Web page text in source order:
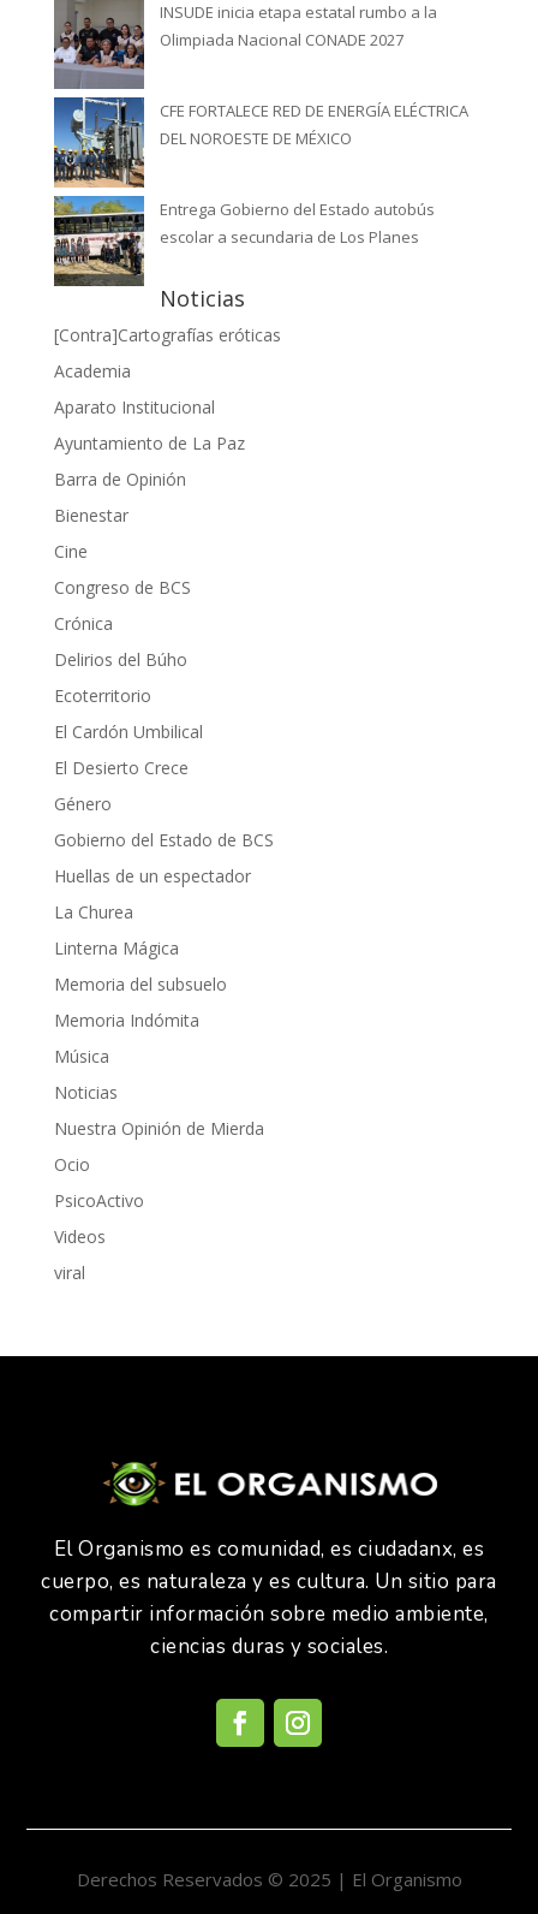
INSUDE inicia etapa estatal rumbo a la
Olimpiada Nacional CONADE 2027
CFE FORTALECE RED DE ENERGÍA ELÉCTRICA
DEL NOROESTE DE MÉXICO
Entrega Gobierno del Estado autobús
escolar a secundaria de Los Planes
Noticias
[Contra]Cartografías eróticas
Academia
Aparato Institucional
Ayuntamiento de La Paz
Barra de Opinión
Bienestar
Cine
Congreso de BCS
Crónica
Delirios del Búho
Ecoterritorio
El Cardón Umbilical
El Desierto Crece
Género
Gobierno del Estado de BCS
Huellas de un espectador
La Churea
Linterna Mágica
Memoria del subsuelo
Memoria Indómita
Música
Noticias
Nuestra Opinión de Mierda
Ocio
PsicoActivo
Videos
viral
El Organismo es comunidad, es ciudadanx, es
cuerpo, es naturaleza y es cultura. Un sitio para
compartir información sobre medio ambiente,
ciencias duras y sociales.
Derechos Reservados © 2025 | El Organismo